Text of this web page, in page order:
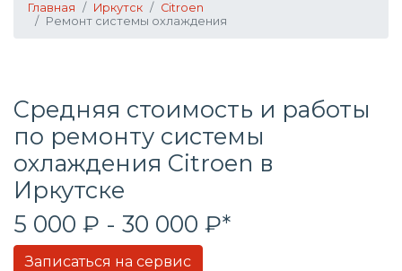
Главная Иркутск
Citroen
Ремонт системы охлаждения
Средняя стоимость и работы
по ремонту системы
охлаждения Citroen в
Иркутске
5 000 ₽ - 30 000 ₽*
Записаться на сервис